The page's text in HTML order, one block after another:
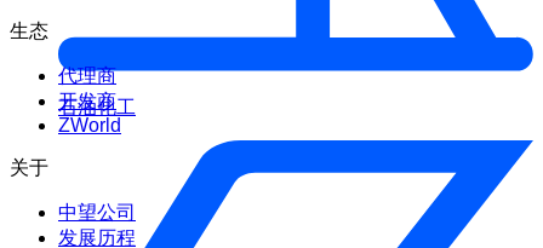
石油化工
生态
代理商
开发商
ZWorld
关于
中望公司
发展历程